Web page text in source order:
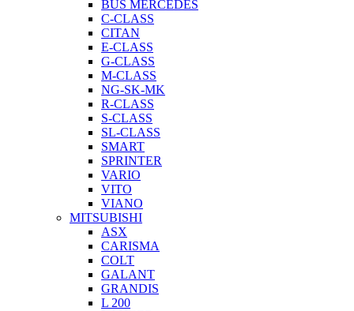
BUS MERCEDES
C-CLASS
CITAN
E-CLASS
G-CLASS
M-CLASS
NG-SK-MK
R-CLASS
S-CLASS
SL-CLASS
SMART
SPRINTER
VARIO
VITO
VIANO
MITSUBISHI
ASX
CARISMA
COLT
GALANT
GRANDIS
L 200